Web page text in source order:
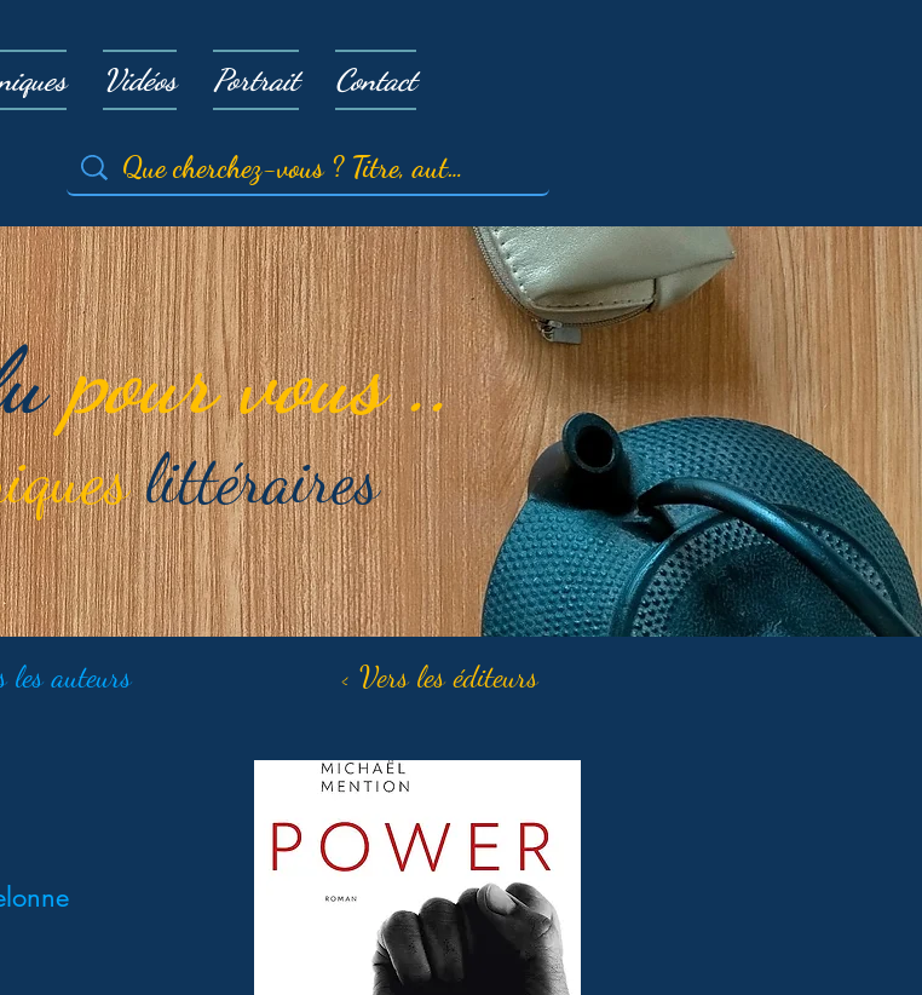
Vidéos Portrait Contact
pour vous ..
littéraires
les auteurs < Vers les éditeurs